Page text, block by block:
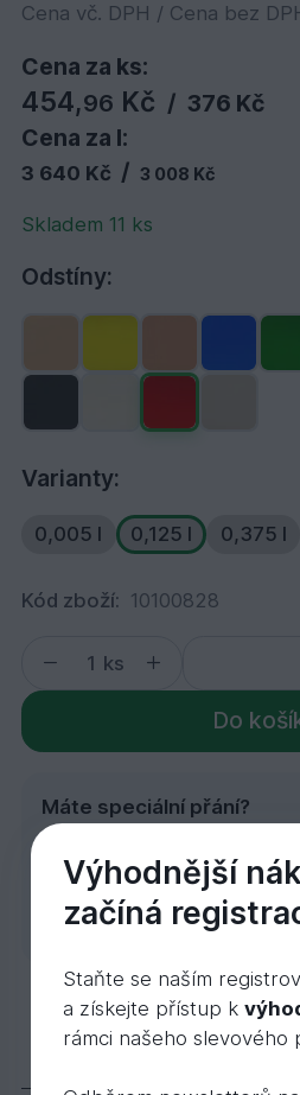
Cena vč. DPH / Cena bez
Cena za ks:
454,96 Kč / 376 Kč
Cena za l:
3 640 Kč / 3 008 Kč
Skladem 11 ks
Odstíny:
Varianty:
0,005 l 0,125 l 0,375 l
Kód zboží: 10100828
ks
Do
Máte speciální přání?
Rádi Vám zodpovíme
individuální dotazy,
poradíme nebo uděláme
zakázkovou kalkulaci.
3104 Dekorační vosk
454,96Kč
Výhodnější
začíná
Staňte se naším
a získejte přístup k
rámci našeho slevového